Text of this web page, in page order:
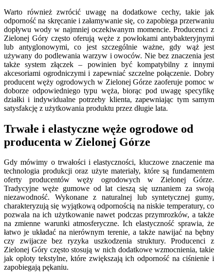
Warto również zwrócić uwagę na dodatkowe cechy, takie jak
odporność na skręcanie i załamywanie się, co zapobiega przerwaniu
dopływu wody w najmniej oczekiwanym momencie. Producenci z
Zielonej Góry często oferują węże z powłokami antybakteryjnymi
lub antyglonowymi, co jest szczególnie ważne, gdy wąż jest
używany do podlewania warzyw i owoców. Nie bez znaczenia jest
także system złączek – powinien być kompatybilny z innymi
akcesoriami ogrodniczymi i zapewniać szczelne połączenie. Dobry
producent węży ogrodowych w Zielonej Górze zaoferuje pomoc w
doborze odpowiedniego typu węża, biorąc pod uwagę specyfikę
działki i indywidualne potrzeby klienta, zapewniając tym samym
satysfakcję z użytkowania produktu przez długie lata.
Trwałe i elastyczne węże ogrodowe od
producenta w Zielonej Górze
Gdy mówimy o trwałości i elastyczności, kluczowe znaczenie ma
technologia produkcji oraz użyte materiały, które są fundamentem
oferty producentów węży ogrodowych w Zielonej Górze.
Tradycyjne węże gumowe od lat cieszą się uznaniem za swoją
niezawodność. Wykonane z naturalnej lub syntetycznej gumy,
charakteryzują się wyjątkową odpornością na niskie temperatury, co
pozwala na ich użytkowanie nawet podczas przymrozków, a także
na zmienne warunki atmosferyczne. Ich elastyczność sprawia, że
łatwo je układać na nierównym terenie, a także nawijać na bębny
czy zwijacze bez ryzyka uszkodzenia struktury. Producenci z
Zielonej Góry często stosują w nich dodatkowe wzmocnienia, takie
jak oploty tekstylne, które zwiększają ich odporność na ciśnienie i
zapobiegają pękaniu.